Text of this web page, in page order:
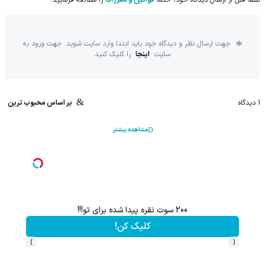
جهت ارسال نظر و دیدگاه خود باید ابتدا وارد سایت شوید. جهت ورود به
سایت اینجا را کلیک کنید
1 دیدگاه بر اساس محبوب ترین
مشاهده بیشتر
200 سوت نقره پیدا شده برای تو!!!
کلیک کن!
‹
›